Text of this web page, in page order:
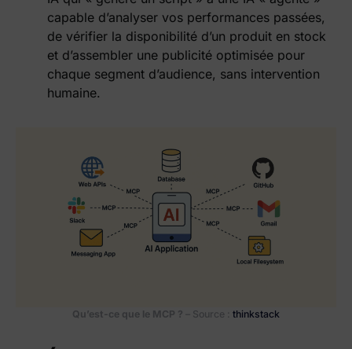
capable d’analyser vos performances passées,
de vérifier la disponibilité d’un produit en stock
et d’assembler une publicité optimisée pour
chaque segment d’audience, sans intervention
humaine.
Qu’est-ce que le MCP ? – Source : thinkstack